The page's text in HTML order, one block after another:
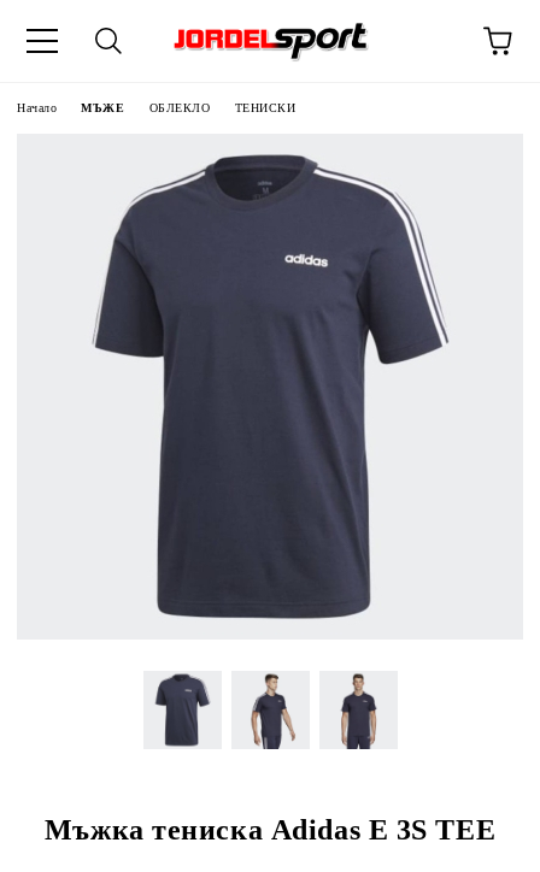
Начало МЪЖЕ ОБЛЕКЛО ТЕНИСКИ
Мъжка тениска Adidas E 3S TEE